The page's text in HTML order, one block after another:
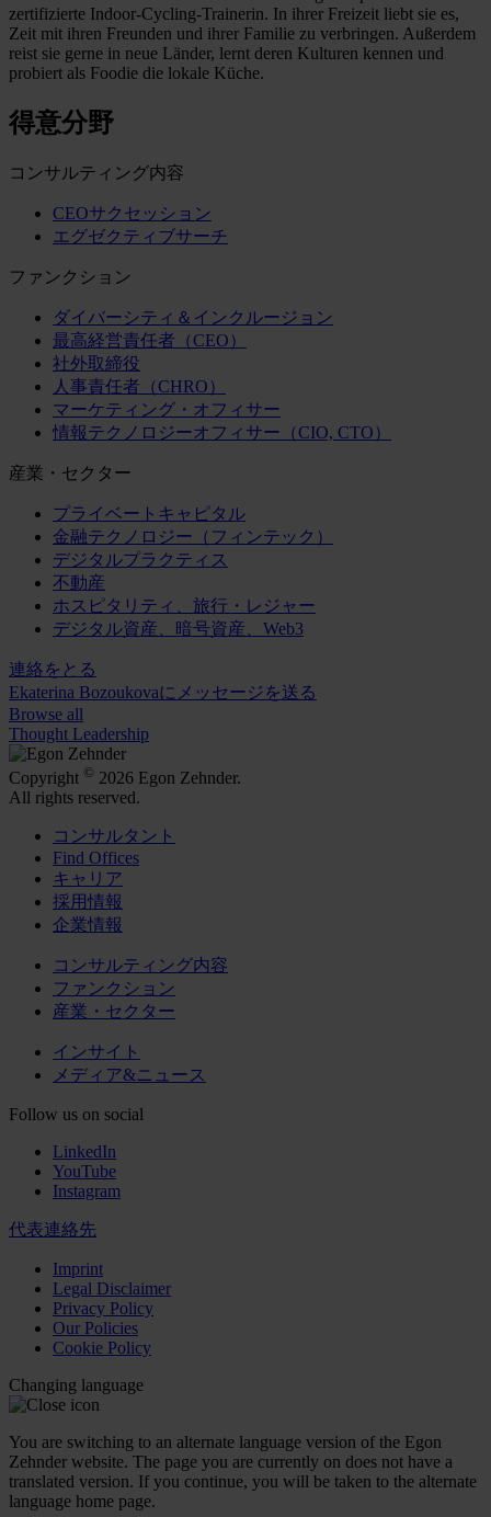
zertifizierte Indoor-Cycling-Trainerin. In ihrer Freizeit liebt sie es,
Zeit mit ihren Freunden und ihrer Familie zu verbringen. Außerdem
reist sie gerne in neue Länder, lernt deren Kulturen kennen und
probiert als Foodie die lokale Küche.
得意分野
コンサルティング内容
CEOサクセッション
エグゼクティブサーチ
ファンクション
ダイバーシティ＆インクルージョン
最高経営責任者（CEO）
社外取締役
人事責任者（CHRO）
マーケティング・オフィサー
情報テクノロジーオフィサー（CIO, CTO）
産業・セクター
プライベートキャピタル
金融テクノロジー（フィンテック）
デジタルプラクティス
不動産
ホスピタリティ、旅行・レジャー
デジタル資産、暗号資産、Web3
連絡をとる
Ekaterina Bozoukovaにメッセージを送る
Browse all
Thought Leadership
Copyright © 2026 Egon Zehnder.
All rights reserved.
コンサルタント
Find Offices
キャリア
採用情報
企業情報
コンサルティング内容
ファンクション
産業・セクター
インサイト
メディア&ニュース
Follow us on social
LinkedIn
YouTube
Instagram
代表連絡先
Imprint
Legal Disclaimer
Privacy Policy
Our Policies
Cookie Policy
Changing language
You are switching to an alternate language version of the Egon
Zehnder website. The page you are currently on does not have a
translated version. If you continue, you will be taken to the alternate
language home page.